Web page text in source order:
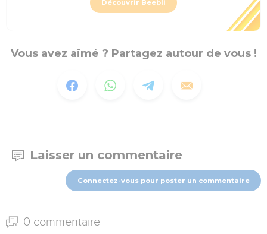
Découvrir Beebli
Vous avez aimé ? Partagez autour de vous !
Laisser un commentaire
Connectez-vous pour poster un commentaire
0 commentaire